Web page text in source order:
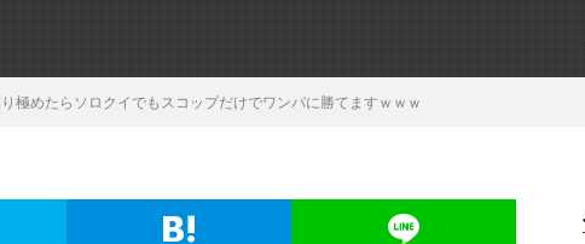
極めたらソロクイでもスコップだけでワンパに勝てますｗｗｗ